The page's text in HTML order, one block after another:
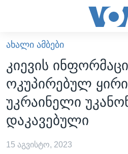
გადადით
გადადით
მთავარ
ნავიგაციაზე
გადადით
ძიებაზე
ᲐᲮᲐᲚᲘ ᲐᲛᲑᲔᲑᲘ
ᲡᲐᲥᲐᲠᲗᲕᲔᲚᲝ
ᲐᲨᲨ
ᲐᲨᲨ-ᲘᲡ ᲐᲠᲩᲔᲕᲜᲔᲑᲘ 2024
ᲛᲡᲝᲤᲚᲘᲝ
ᲐᲮᲐᲚᲘ ᲐᲛᲑᲔᲑᲘ
კიევის
ოკუპირებულ
უკრაინელი
დაკავებული
15 აგვისტო, 2023